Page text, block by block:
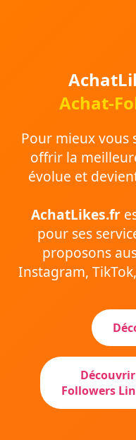
Achat-
Pour mieux vous
offrir la
évolue et
AchatLikes.fr
pour ses
proposons
Instagram,
Followers